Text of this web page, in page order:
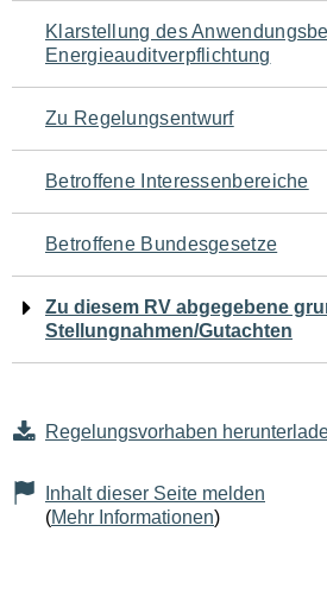
Navigation
für
den
Seiteninhalt
Klarstellung des
Energieauditverpflichtung
Zu Regelungsentwurf
Betroffene Interessenbereiche
Betroffene Bundesgesetze
Zu diesem RV abgegebene
Stellungnahmen/Gutachten
Regelungsvorhaben
Inhalt dieser Seite melden
(Mehr Informationen)